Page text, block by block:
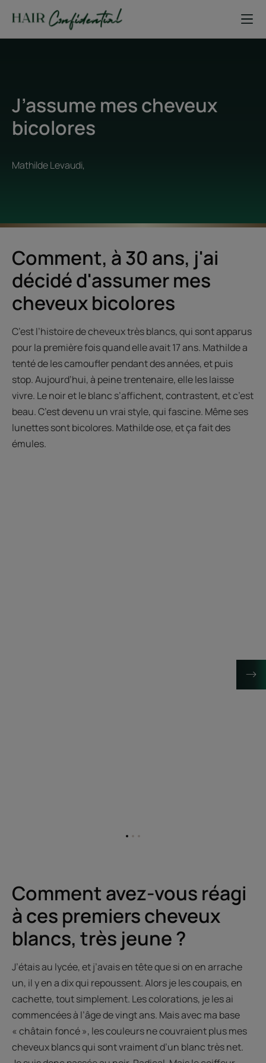
J’assume mes cheveux
bicolores
Mathilde Levaudi,
Comment, à 30 ans, j'ai
décidé d'assumer mes
cheveux bicolores
C’est l’histoire de cheveux très blancs, qui sont apparus
pour la première fois quand elle avait 17 ans. Mathilde a
tenté de les camoufler pendant des années, et puis
stop. Aujourd’hui, à peine trentenaire, elle les laisse
vivre. Le noir et le blanc s’affichent, contrastent, et c’est
beau. C’est devenu un vrai style, qui fascine. Même ses
lunettes sont bicolores. Mathilde ose, et ça fait des
émules.
AllerAllerAller
Comment avez-vous réagi
à ces premiers cheveux
blancs, très jeune ?
J’étais au lycée, et j’avais en tête que si on en arrache
un, il y en a dix qui repoussent. Alors je les coupais, en
cachette, tout simplement. Les colorations, je les ai
commencées à l’âge de vingt ans. Mais avec ma base
« châtain foncé », les couleurs ne couvraient plus mes
cheveux blancs qui sont vraiment d’un blanc très net.